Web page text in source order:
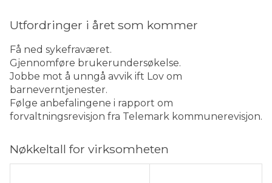
Utfordringer i året som kommer
Få ned sykefraværet.
Gjennomføre brukerundersøkelse.
Jobbe mot å unngå avvik ift Lov om
barneverntjenester.
Følge anbefalingene i rapport om
forvaltningsrevisjon fra Telemark kommunerevisjon.
Nøkkeltall for virksomheten